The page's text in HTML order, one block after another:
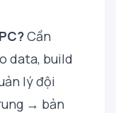
Cần
data, build
lý đội
→ bản